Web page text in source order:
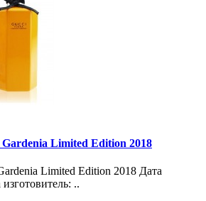
Limited Edition 2018
Limited Edition 2018 Дата
..